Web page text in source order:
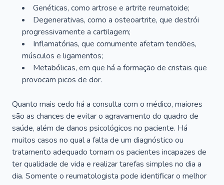
Genéticas, como artrose e artrite reumatoide;
Degenerativas, como a osteoartrite, que destrói
progressivamente a cartilagem;
Inflamatórias, que comumente afetam tendões,
músculos e ligamentos;
Metabólicas, em que há a formação de cristais que
provocam picos de dor.
Quanto mais cedo há a consulta com o médico, maiores
são as chances de evitar o agravamento do quadro de
saúde, além de danos psicológicos no paciente. Há
muitos casos no qual a falta de um diagnóstico ou
tratamento adequado tornam os pacientes incapazes de
ter qualidade de vida e realizar tarefas simples no dia a
dia. Somente o reumatologista pode identificar o melhor